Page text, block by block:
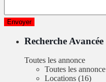
Recherche Avancée
Toutes les annonce
Toutes les annonce
Locations (16)